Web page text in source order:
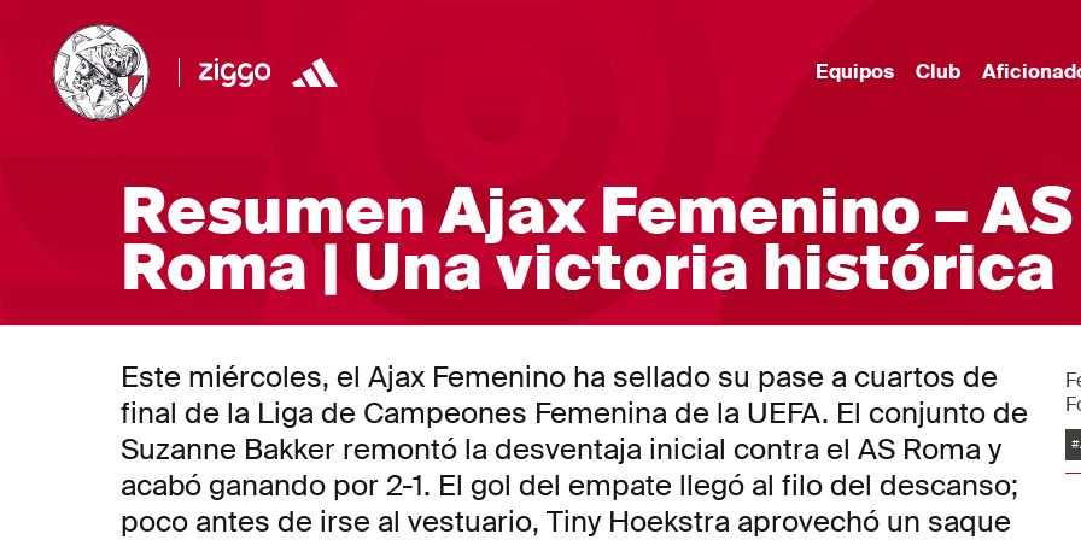
Equipos Club
Resumen Ajax Femenino – AS
Roma | Una victoria histórica
Este miércoles, el Ajax Femenino ha sellado su pase a cuartos de
final de la Liga de Campeones Femenina de la UEFA. El conjunto de
Suzanne Bakker remontó la desventaja inicial contra el AS Roma y
acabó ganando por 2-1. El gol del empate llegó al filo del descanso;
poco antes de irse al vestuario, Tiny Hoekstra aprovechó un saque